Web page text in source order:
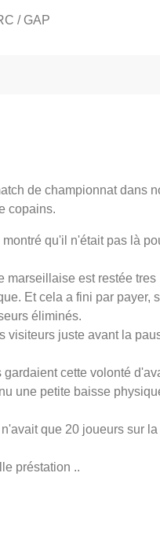
/ GAP
de championnat dans
copains.
qu'il n'était pas là
marseillaise est restée
Et cela a fini par
éliminés.
visiteurs juste avant la
cette volonté
une petite baisse
que 20 joueurs sur
préstation ..